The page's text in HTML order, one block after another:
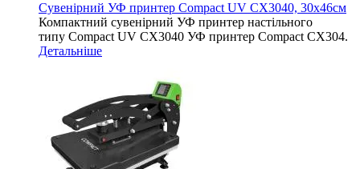
Сувенірний УФ принтер Compact UV CX3040, 30х46см
Компактний сувенірний УФ принтер настільного
типу Compact UV CX3040 УФ принтер Compact CX304.
Детальніше